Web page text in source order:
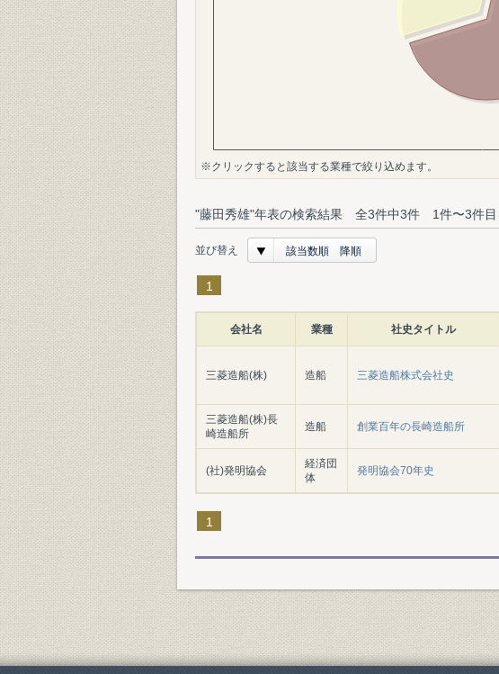
※クリックすると該当する業種で絞り込めます。
"藤田秀雄"年表の検索結果 全3件中3件 1件〜3件目
並び替え 該当数順 降順
1
会社名 業種 社史タイトル
三菱造船(株) 造船 三菱造船株式会社史
三菱造船(株)長
崎造船所
造船 創業百年の長崎造船所
(社)発明協会
経済団
体
発明協会70年史
1